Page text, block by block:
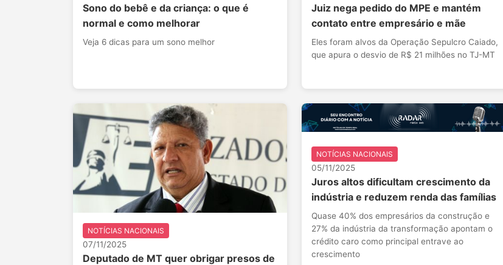
Sono do bebê e da criança: o que é
normal e como melhorar
Veja 6 dicas para um sono melhor
Juiz nega pedido do MPE e mantém
contato entre empresário e mãe
Eles foram alvos da Operação Sepulcro Caiado,
que apura o desvio de R$ 21 milhões no TJ-MT
NOTÍCIAS NACIONAIS
07/11/2025
Deputado de MT quer obrigar presos de
NOTÍCIAS NACIONAIS
05/11/2025
Juros altos dificultam crescimento da
indústria e reduzem renda das famílias
Quase 40% dos empresários da construção e
27% da indústria da transformação apontam o
crédito caro como principal entrave ao
crescimento